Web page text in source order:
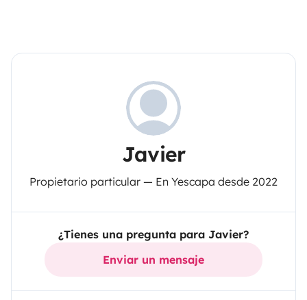
Javier
Propietario particular — En Yescapa desde 2022
¿Tienes una pregunta para Javier?
Enviar un mensaje